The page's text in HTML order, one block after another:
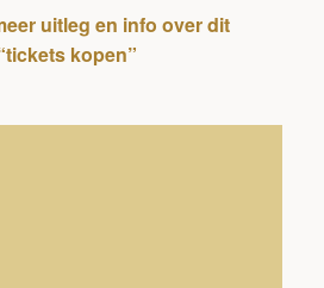
uitleg en info over dit
kopen”